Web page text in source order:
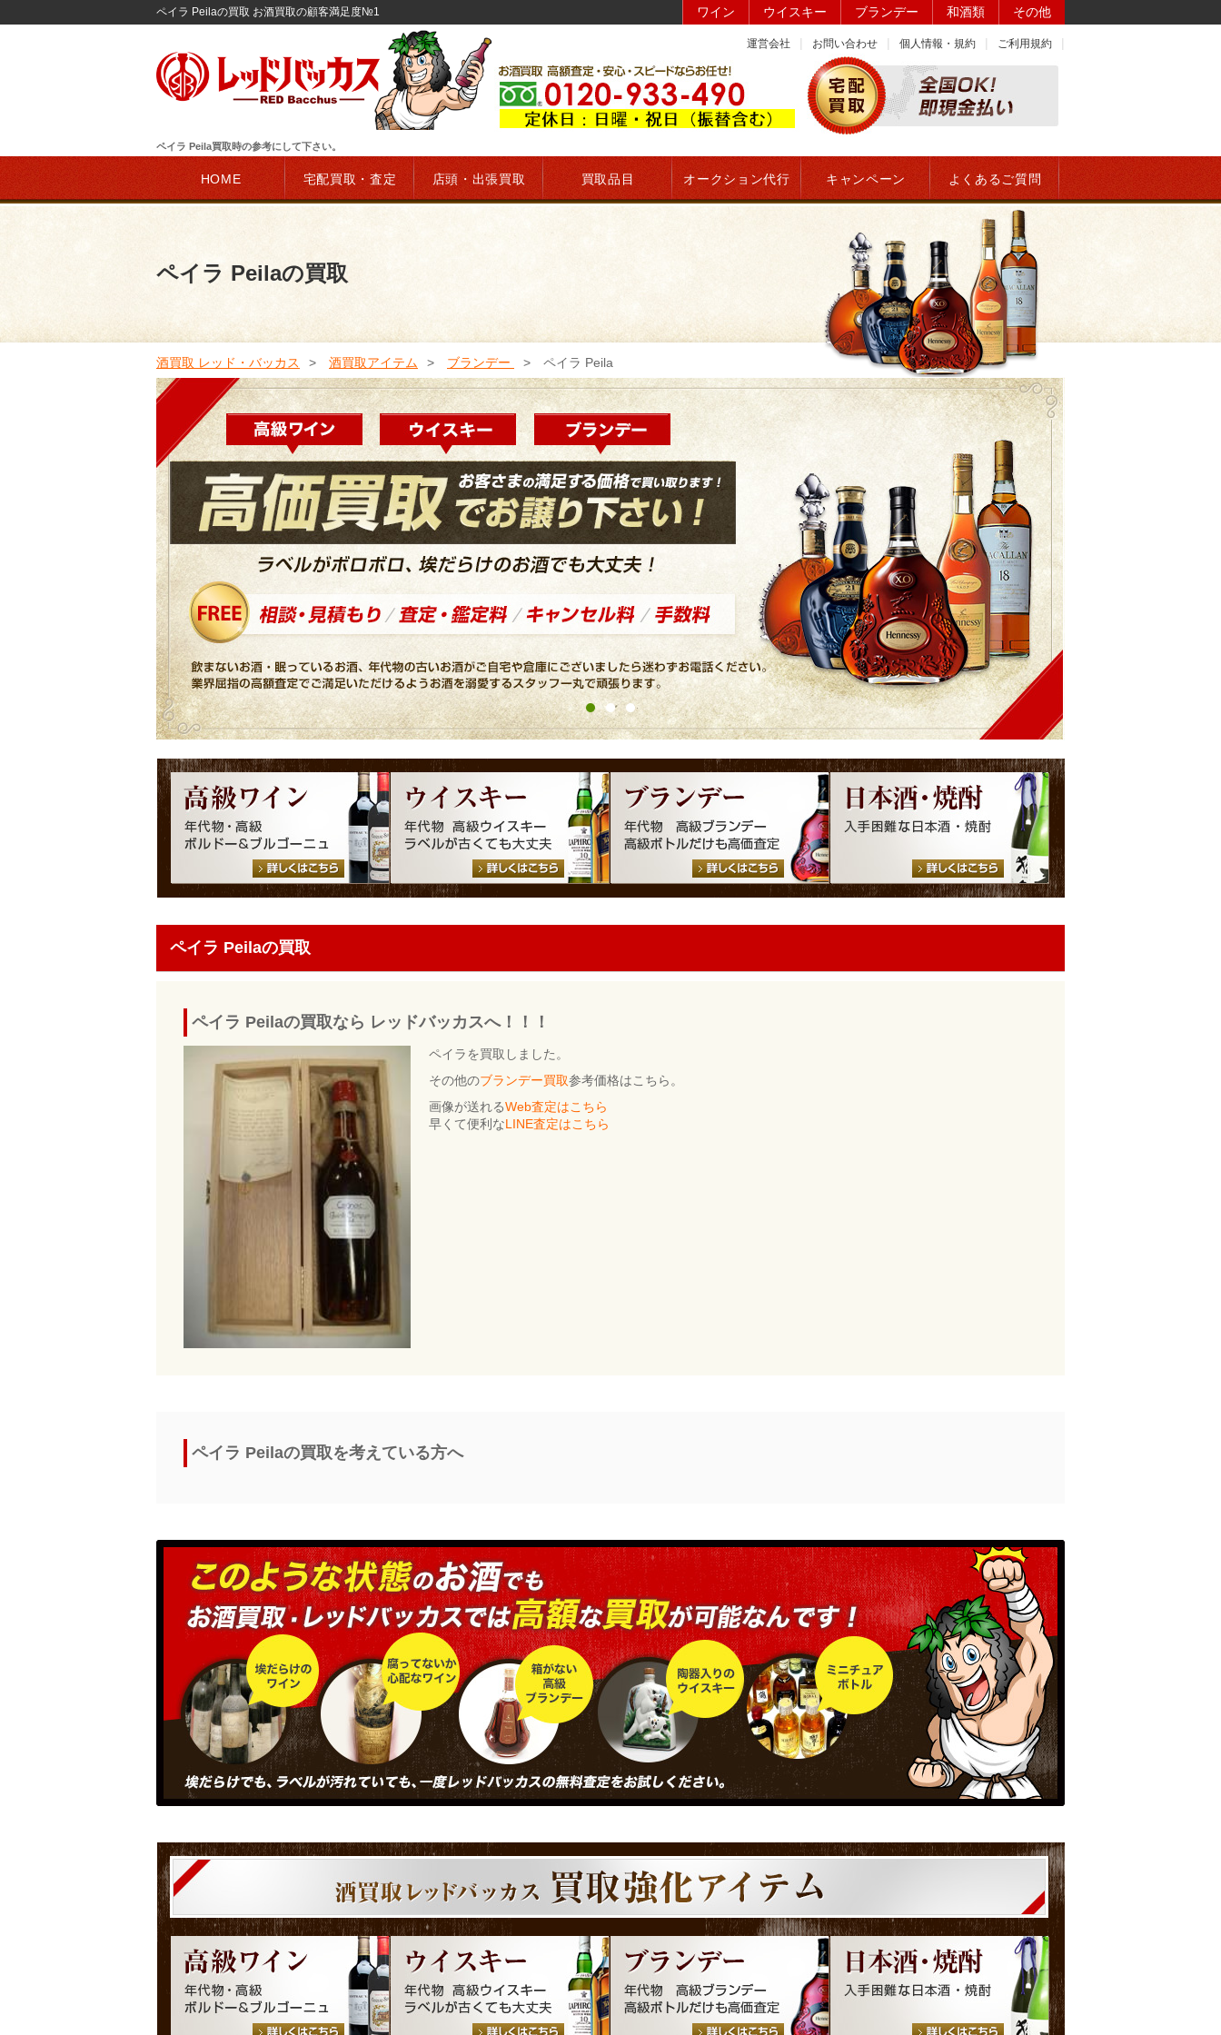
ペイラ Peilaの買取 お酒買取の顧客満足度№1 ワイン ウイスキー ブランデー 和酒類 その他
運営会社 お問い合わせ 個人情報・規約 ご利用規約
ペイラ Peila買取時の参考にして下さい。
HOME 宅配買取・査定 店頭・出張買取 買取品目 オークション代行 キャンペーン よくあるご質問
ペイラ Peilaの買取
酒買取 レッド・バッカス 酒買取アイテム ブランデー ペイラ Peila
ペイラ Peilaの買取
ペイラ Peilaの買取なら レッドバッカスへ！！！
ペイラを買取しました。
その他のブランデー買取参考価格はこちら。
画像が送れるWeb査定はこちら
早くて便利なLINE査定はこちら
ペイラ Peilaの買取を考えている方へ